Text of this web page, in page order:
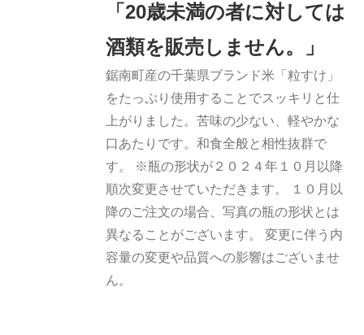
「20歳未満の者に対しては
酒類を販売しません。」
鋸南町産の千葉県ブランド米「粒すけ」
をたっぷり使用することでスッキリと仕
上がりました。苦味の少ない、軽やかな
口あたりです。和食全般と相性抜群で
す。 ※瓶の形状が２０２４年１０月以降
順次変更させていただきます。 １０月以
降のご注文の場合、写真の瓶の形状とは
異なることがございます。 変更に伴う内
容量の変更や品質への影響はございませ
ん。